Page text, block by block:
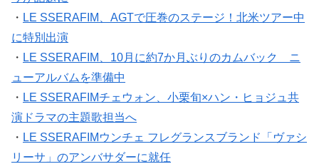
・ LE SSERAFIM、AGTで圧巻のステージ！北米ツアー中
に特別出演
・ LE SSERAFIM、10月に約7か月ぶりのカムバック ニ
ューアルバムを準備中
・ LE SSERAFIMチェウォン、小栗旬×ハン・ヒョジュ共
演ドラマの主題歌担当へ
・ LE SSERAFIMウンチェ フレグランスブランド「ヴァシ
リーサ」のアンバサダーに就任